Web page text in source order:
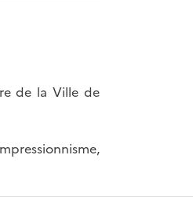
de la Ville de